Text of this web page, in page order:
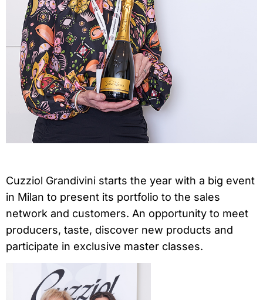
Cuzziol Grandivini starts the year with a big event
in Milan to present its portfolio to the sales
network and customers. An opportunity to meet
producers, taste, discover new products and
participate in exclusive master classes.